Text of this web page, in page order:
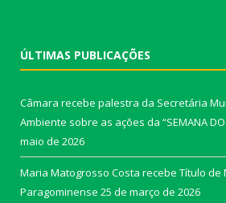
ÚLTIMAS PUBLICAÇÕES
Câmara recebe palestra da Secretária
Ambiente sobre as ações da “SEMANA DO
maio de 2026
Maria Matogrosso Costa recebe Título de
Paragominense 25 de março de 2026